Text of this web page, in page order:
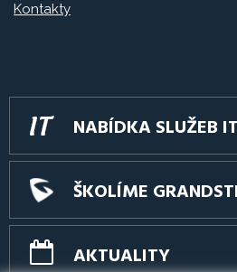
Kontakty
NABÍDKA SLUŽEB IT
ŠKOLÍME
AKTUALITY